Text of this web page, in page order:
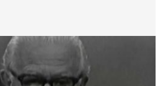
kolem Palachova pohřbu.